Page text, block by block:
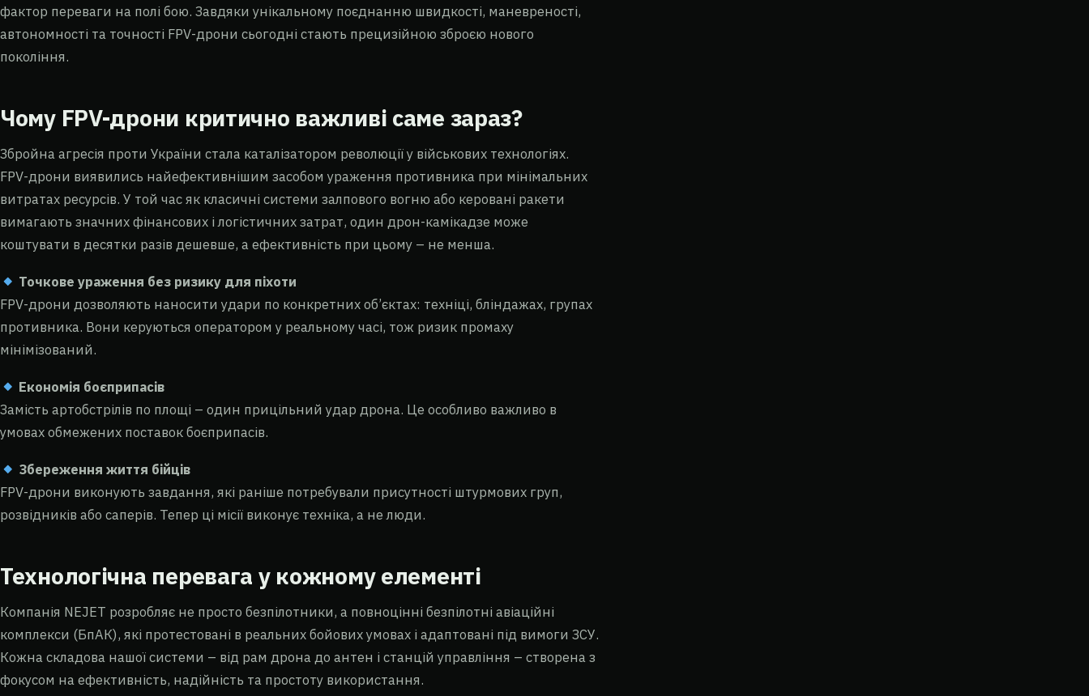
фактор переваги на полі бою. Завдяки унікальному поєднанню швидкості, маневреності,
автономності та точності FPV-дрони сьогодні стають прецизійною зброєю нового
покоління.
Чому FPV-дрони критично важливі саме зараз?
Збройна агресія проти України стала каталізатором революції у військових технологіях.
FPV-дрони виявились найефективнішим засобом ураження противника при мінімальних
витратах ресурсів. У той час як класичні системи залпового вогню або керовані ракети
вимагають значних фінансових і логістичних затрат, один дрон-камікадзе може
коштувати в десятки разів дешевше, а ефективність при цьому – не менша.
Точкове ураження без ризику для піхоти
FPV-дрони дозволяють наносити удари по конкретних об’єктах: техніці, бліндажах, групах
противника. Вони керуються оператором у реальному часі, тож ризик промаху
мінімізований.
Економія боєприпасів
Замість артобстрілів по площі – один прицільний удар дрона. Це особливо важливо в
умовах обмежених поставок боєприпасів.
Збереження життя бійців
FPV-дрони виконують завдання, які раніше потребували присутності штурмових груп,
розвідників або саперів. Тепер ці місії виконує техніка, а не люди.
Технологічна перевага у кожному елементі
Компанія NEJET розробляє не просто безпілотники, а повноцінні безпілотні авіаційні
комплекси (БпАК), які протестовані в реальних бойових умовах і адаптовані під вимоги ЗСУ.
Кожна складова нашої системи – від рам дрона до антен і станцій управління – створена з
фокусом на ефективність, надійність та простоту використання.